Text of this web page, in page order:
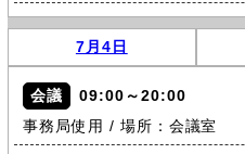
7月4日
会議
09:00～20:00
事務局使用 / 場所：会議室